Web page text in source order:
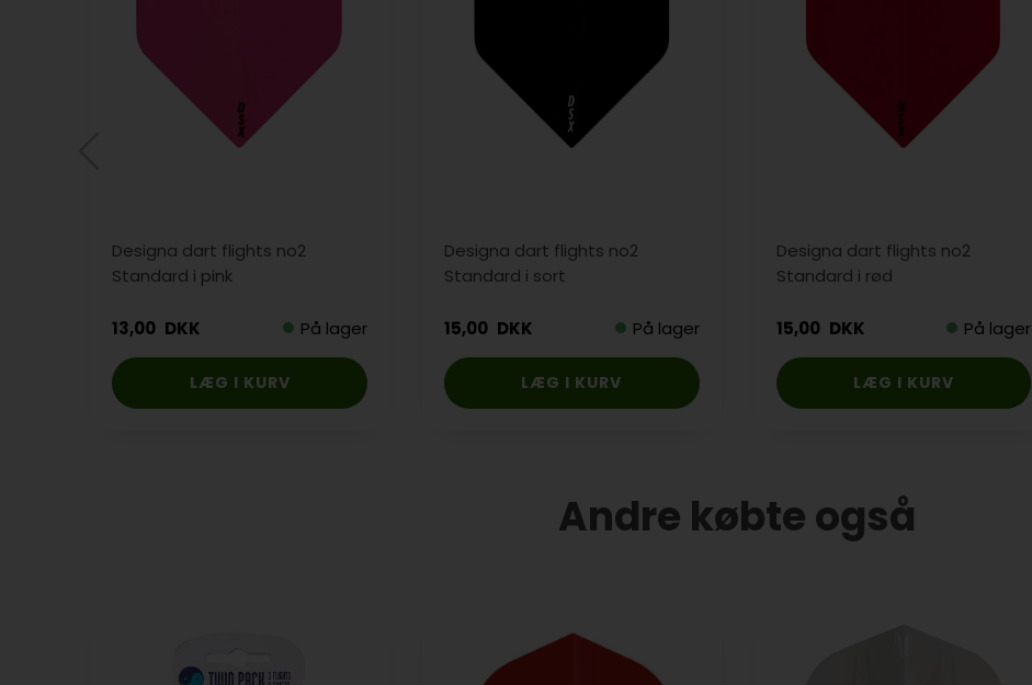
Designa dart flights no2
Standard i pink
13,00 DKK På lager
Designa dart flights no2
Standard i sort
15,00 DKK På lager
Designa dart flights no2
Standard i rød
15,00 DKK På lager
Andre købte også